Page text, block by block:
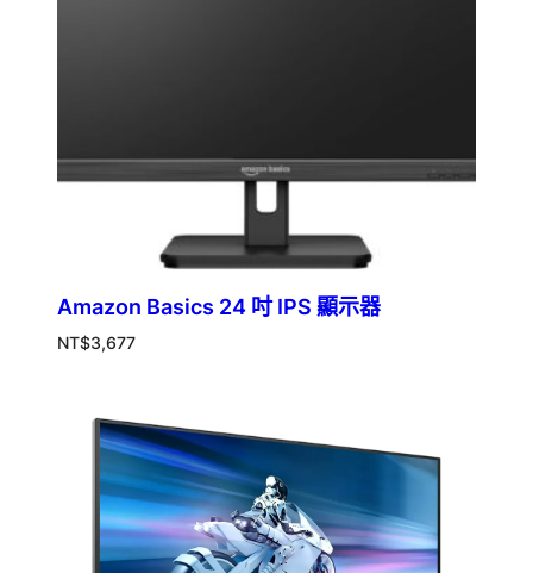
Amazon Basics 24 吋 IPS 顯示器
NT$3,677